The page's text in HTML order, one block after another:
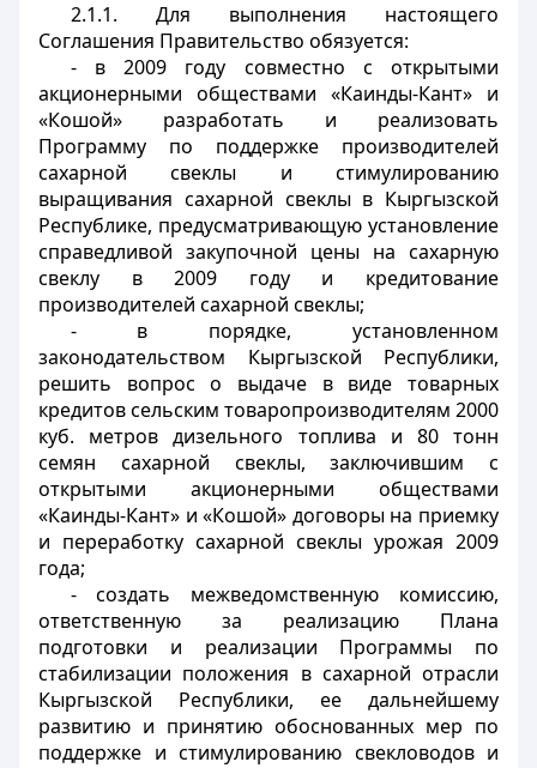
2.1.1. Для выполнения настоящего
Соглашения Правительство обязуется:
- в 2009 году совместно с открытыми
акционерными обществами «Каинды-Кант» и
«Кошой» разработать и реализовать
Программу по поддержке производителей
сахарной свеклы и стимулированию
выращивания сахарной свеклы в Кыргызской
Республике, предусматривающую установление
справедливой закупочной цены на сахарную
свеклу в 2009 году и кредитование
производителей сахарной свеклы;
- в порядке, установленном
законодательством Кыргызской Республики,
решить вопрос о выдаче в виде товарных
кредитов сельским товаропроизводителям 2000
куб. метров дизельного топлива и 80 тонн
семян сахарной свеклы, заключившим с
открытыми акционерными обществами
«Каинды-Кант» и «Кошой» договоры на приемку
и переработку сахарной свеклы урожая 2009
года;
- создать межведомственную комиссию,
ответственную за реализацию Плана
подготовки и реализации Программы по
стабилизации положения в сахарной отрасли
Кыргызской Республики, ее дальнейшему
развитию и принятию обоснованных мер по
поддержке и стимулированию свекловодов и